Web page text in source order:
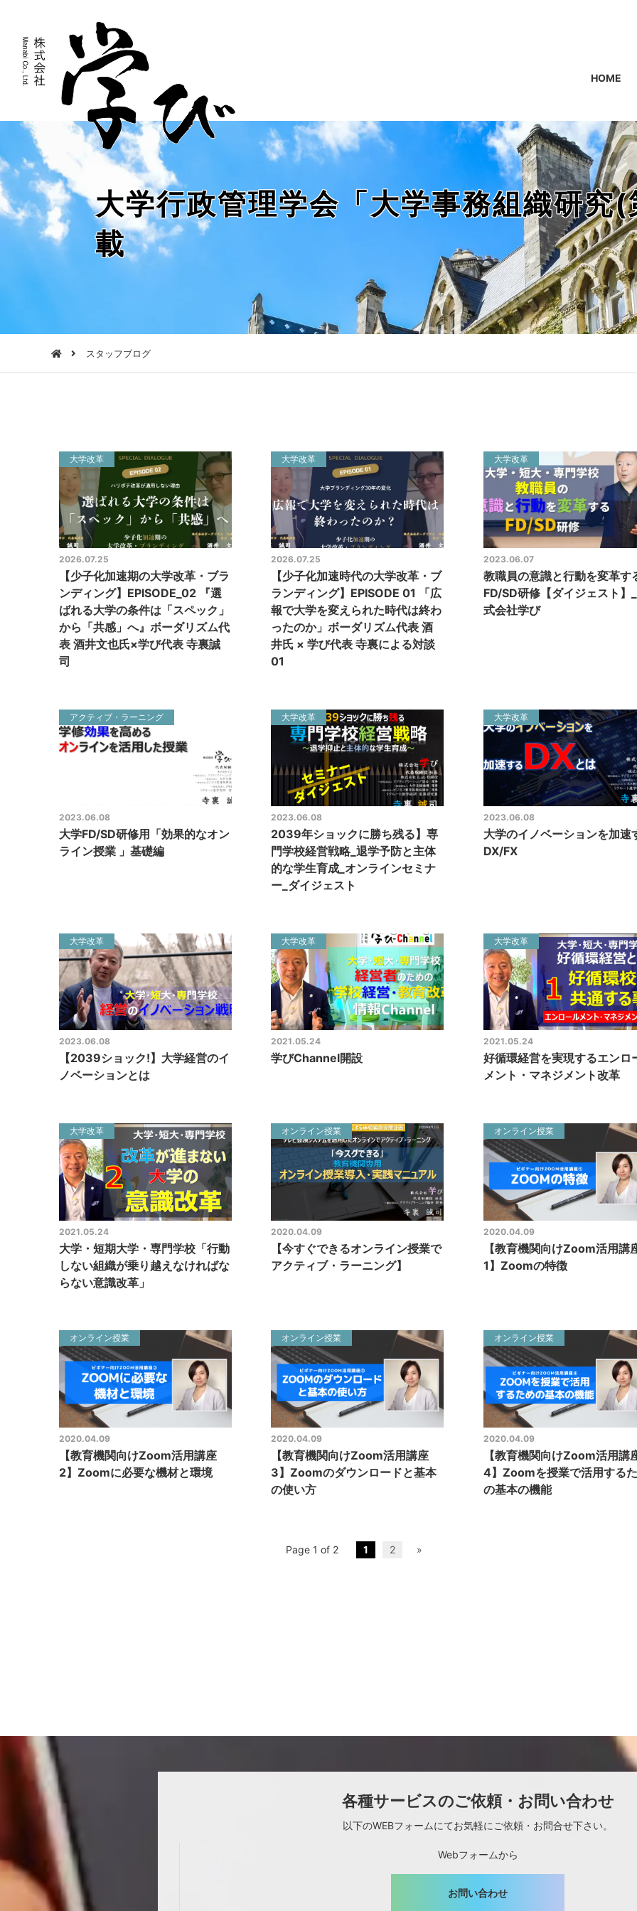
HOME
大学行政管理学会「大学事務組織研究
載
スタッフブログ
大学改革
2026.07.25
【少子化加速期の大学改革・ブラ
ンディング】EPISODE_02 『選
ばれる大学の条件は「スペック」
から「共感」へ』ボーダリズム代
表 酒井文也氏×学び代表 寺裏誠
司
大学改革
2026.07.25
【少子化加速時代の大学改革・ブ
ランディング】EPISODE 01 「広
報で大学を変えられた時代は終わ
ったのか」ボーダリズム代表 酒
井氏 × 学び代表 寺裏による対談
01
大学改革
2023.06.07
教職員の意識と行動を変革す
FD/SD研修【ダイジェスト】
式会社学び
アクティブ・ラーニング
2023.06.08
大学FD/SD研修用「効果的なオン
ライン授業 」基礎編
大学改革
2023.06.08
2039年ショックに勝ち残る】専
門学校経営戦略_退学予防と主体
的な学生育成_オンラインセミナ
ー_ダイジェスト
大学改革
2023.06.08
大学のイノベーションを加速
DX/FX
大学改革
2023.06.08
【2039ショック!】大学経営のイ
ノベーションとは
大学改革
2021.05.24
学びChannel開設
大学改革
2021.05.24
好循環経営を実現するエンロ
メント・マネジメント改革
大学改革
2021.05.24
大学・短期大学・専門学校「行動
しない組織が乗り越えなければな
らない意識改革」
オンライン授業
2020.04.09
【今すぐできるオンライン授業で
アクティブ・ラーニング】
オンライン授業
2020.04.09
【教育機関向けZoom活用講
1】Zoomの特徴
オンライン授業
2020.04.09
【教育機関向けZoom活用講座
2】Zoomに必要な機材と環境
オンライン授業
2020.04.09
【教育機関向けZoom活用講座
3】Zoomのダウンロードと基本
の使い方
オンライン授業
2020.04.09
【教育機関向けZoom活用講
4】Zoomを授業で活用する
の基本の機能
Page 1 of 2 1 2 »
各種サービスのご依頼・お問い合わせ
以下のWEBフォームにてお気軽にご依頼・お問合せ下さい。
Webフォームから
お問い合わせ